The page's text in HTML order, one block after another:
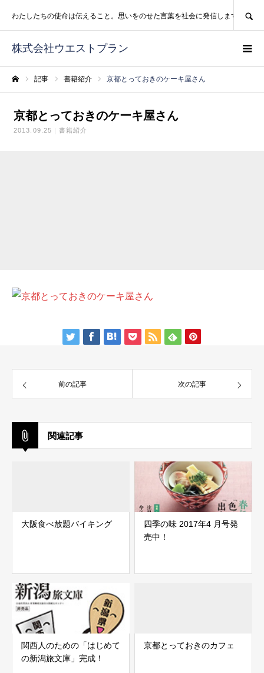
株式会社ウエストプラン
わたしたちの使命は伝えること。思いをのせた言葉を社会に発信します。
記事 書籍紹介 京都とっておきのケーキ屋さん
京都とっておきのケーキ屋さん
2013.09.25 書籍紹介
前の記事 次の記事
関連記事
大阪食べ放題バイキング
四季の味 2017年4 月号発
売中！
関西人のための「はじめて
の新潟旅文庫」完成！
京都とっておきのカフェ